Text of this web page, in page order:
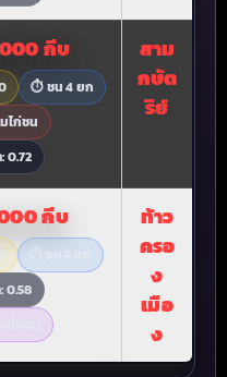
กีบ
⏱ ชน 4 ยก
ไก่ชน
0.72
สาม
กษัต
ริย์
กีบ
0.58
ท้าว
ครอ
ง
เมือ
ง